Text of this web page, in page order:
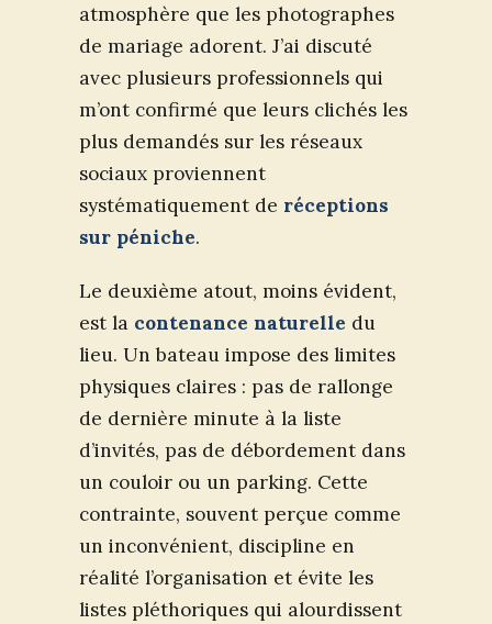
atmosphère que les photographes
de mariage adorent. J’ai discuté
avec plusieurs professionnels qui
m’ont confirmé que leurs clichés les
plus demandés sur les réseaux
sociaux proviennent
systématiquement de réceptions
sur péniche.
Le deuxième atout, moins évident,
est la contenance naturelle du
lieu. Un bateau impose des limites
physiques claires : pas de rallonge
de dernière minute à la liste
d’invités, pas de débordement dans
un couloir ou un parking. Cette
contrainte, souvent perçue comme
un inconvénient, discipline en
réalité l’organisation et évite les
listes pléthoriques qui alourdissent